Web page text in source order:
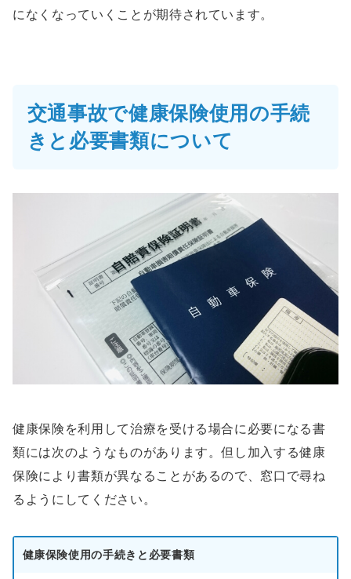
になくなっていくことが期待されています。
交通事故で健康保険使用の手続
きと必要書類について
健康保険を利用して治療を受ける場合に必要になる書
類には次のようなものがあります。但し加入する健康
保険により書類が異なることがあるので、窓口で尋ね
るようにしてください。
健康保険使用の手続きと必要書類